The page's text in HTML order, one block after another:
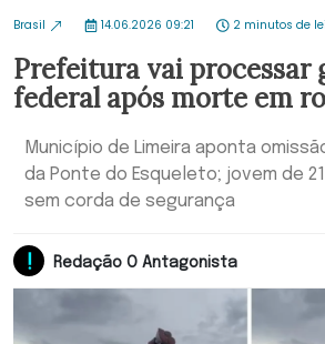
Brasil 14.06.2026 09:21 2 minutos de
Prefeitura vai processar
federal após morte em
Município de Limeira aponta
da Ponte do Esqueleto; jovem de
sem corda de segurança
Redação O Antagonista